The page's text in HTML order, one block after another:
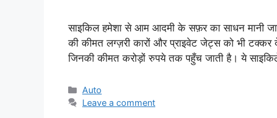
साइकिल हमेशा से आम आदमी के सफ़र का साधन मानी
की कीमत लग्ज़री कारों और प्राइवेट जेट्स को भी
जिनकी कीमत करोड़ों रुपये तक पहुँच जाती है। ये
Categories
Auto
Leave a comment